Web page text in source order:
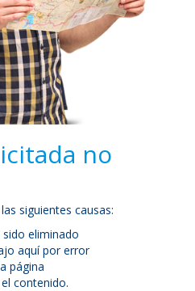
no
siguientes causas:
eliminado
aquí por error
página
contenido.